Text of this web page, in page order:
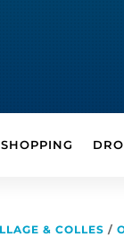
SHOPPING
& COLLES /